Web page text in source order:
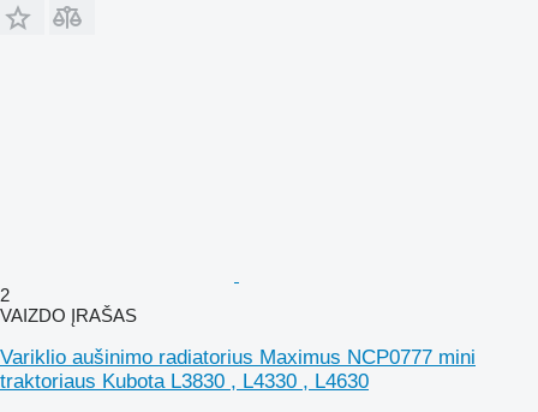
2
VAIZDO ĮRAŠAS
Variklio aušinimo radiatorius Maximus NCP0777 mini
traktoriaus Kubota L3830 , L4330 , L4630